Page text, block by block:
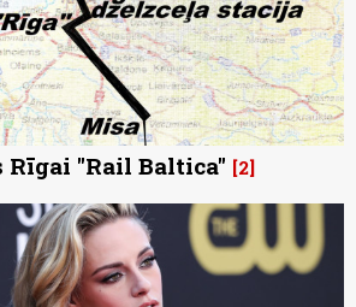
Rīgai "Rail Baltica" 2